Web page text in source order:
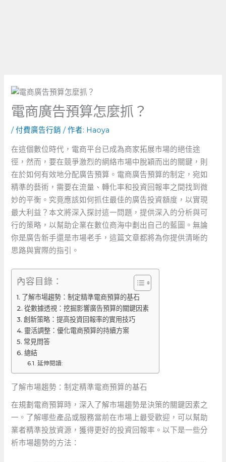
電商廣告預算怎麼抓？
/付費廣告行銷 / 作者: Haoya
在這個數位時代，電商平台已成為商家拓展市場的絕佳途
徑，然而，要在競爭激烈的網絡市場中脫穎而出的關鍵，則
在於如何有效地分配廣告預算。電商廣告預算的制定，宛如
精準的藝術，需要在流量、轉化率和投資回報率之間找到微
妙的平衡。究竟應該如何抓住最佳的廣告投資額度，以實現
最大利益？本文將深入探討這一問題，提供深入的分析與可
行的策略，以幫助企業在數位商海中劃出自己的藍圖。無論
你是廣告新手還是市場老手，這篇文章都將為你提供清晰的
思路與實際的指引。
內容目錄：
了解市場趨勢：制定精準電商預算的基石
從數據透視：挖掘影響廣告預算的關鍵因素
創新策略：提高投資回報率的實用技巧
靈活調整：優化電商預算的持續方案
常見問答
總結
延伸閱讀:
了解市場趨勢：制定精準電商預算的基石
在規劃電商預算時，深入了解市場趨勢是決策的關鍵因素之
一。了解哪些產品或服務當前在市場上最受歡迎，可以幫助
業者精準投放資源，獲得更好的投資回報率。以下是一些分
析市場趨勢的方法：